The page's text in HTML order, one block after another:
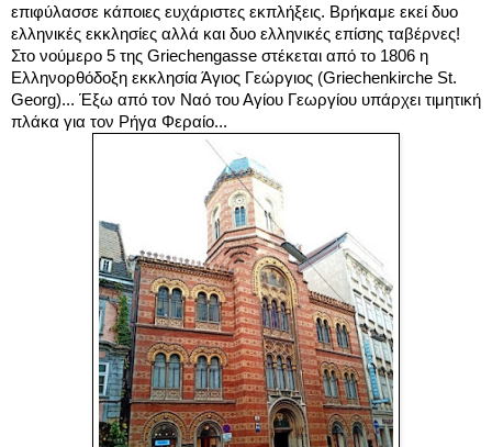
επιφύλασσε κάποιες ευχάριστες εκπλήξεις. Βρήκαμε εκεί δυο
ελληνικές εκκλησίες αλλά και δυο ελληνικές επίσης ταβέρνες!
Στο νούμερο 5 της Griechengasse στέκεται από το 1806 η
Ελληνορθόδοξη εκκλησία Άγιος Γεώργιος (Griechenkirche St.
Georg)... Έξω από τον Ναό του Αγίου Γεωργίου υπάρχει τιμητική
πλάκα για τον Ρήγα Φεραίο...